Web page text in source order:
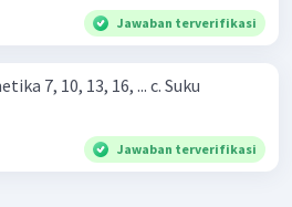
Jawaban terverifikasi
10, 13, 16, ... c. Suku
Jawaban terverifikasi